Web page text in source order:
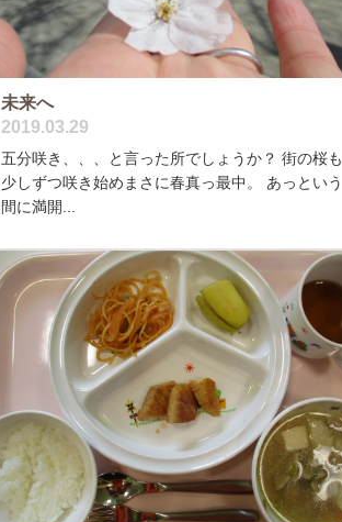
未来へ
2019.03.29
五分咲き、、、と言った所でしょうか？ 街の桜も
少しずつ咲き始めまさに春真っ最中。 あっという
間に満開...